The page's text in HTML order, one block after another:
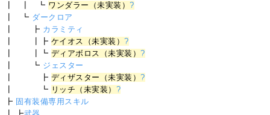
┃ ┃ ┗ ワンダラー（未実装）?
┃ ┗ ダークロア
┃ ┣ カラミティ
┃ ┃┣ ケイオス（未実装）?
┃ ┃┗ ディアボロス（未実装）?
┃ ┗ ジェスター
┃ ┣ ディザスター（未実装）?
┃ ┗ リッチ（未実装） ?
┣ 固有装備専用スキル